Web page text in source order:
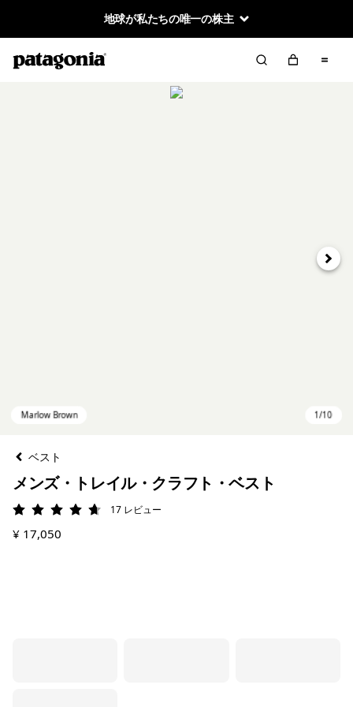
地球が私たちの唯一の株主
次へ
ベスト
メンズ・トレイル・クラフト・ベスト
評価: 4.7 / 5
17 レビュー
¥ 17,050